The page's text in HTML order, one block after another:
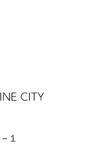
１